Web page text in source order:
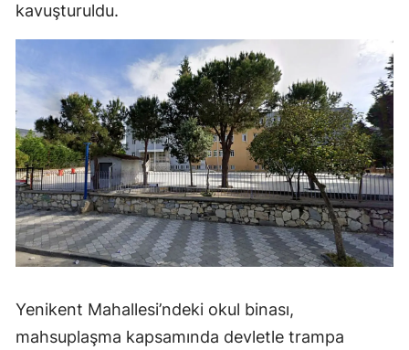
kavuşturuldu.
Yenikent Mahallesi’ndeki okul binası,
mahsuplaşma kapsamında devletle trampa